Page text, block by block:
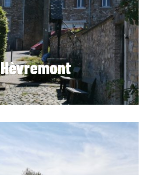
Hèvremont